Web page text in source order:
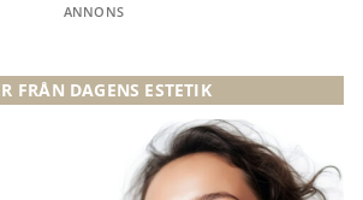
ANNONS
FRÅN DAGENS ESTETIK